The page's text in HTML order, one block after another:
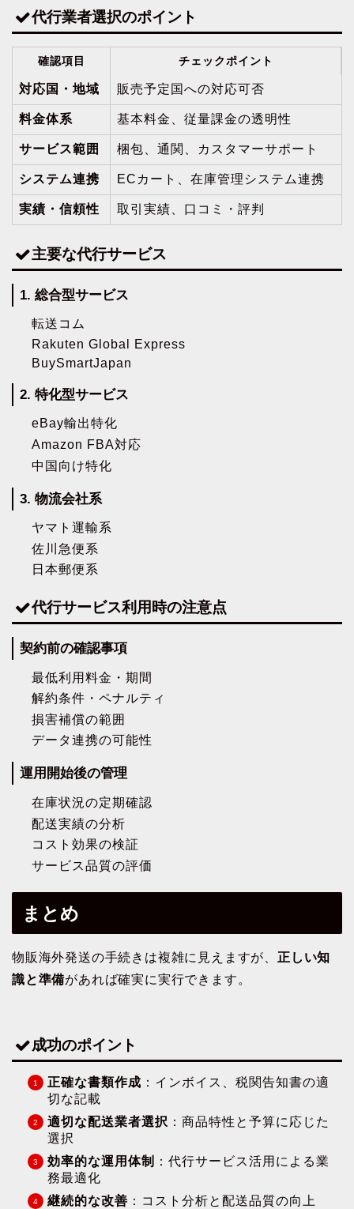
代行業者選択のポイント
確認項目 チェックポイント
対応国・地域 販売予定国への対応可否
料金体系 基本料金、従量課金の透明性
サービス範囲 梱包、通関、カスタマーサポート
システム連携 ECカート、在庫管理システム連携
実績・信頼性 取引実績、口コミ・評判
主要な代行サービス
1. 総合型サービス
転送コム
Rakuten Global Express
BuySmartJapan
2. 特化型サービス
eBay輸出特化
Amazon FBA対応
中国向け特化
3. 物流会社系
ヤマト運輸系
佐川急便系
日本郵便系
代行サービス利用時の注意点
契約前の確認事項
最低利用料金・期間
解約条件・ペナルティ
損害補償の範囲
データ連携の可能性
運用開始後の管理
在庫状況の定期確認
配送実績の分析
コスト効果の検証
サービス品質の評価
まとめ
物販海外発送の手続きは複雑に見えますが、正しい知
識と準備があれば確実に実行できます。
成功のポイント
正確な書類作成 ：インボイス、税関告知書の適
切な記載
適切な配送業者選択 ：商品特性と予算に応じた
選択
効率的な運用体制
：代行サービス活用による業
務最適化
継続的な改善 ：コスト分析と配送品質の向上